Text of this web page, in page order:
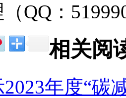
QQ：
相关阅
年度“碳